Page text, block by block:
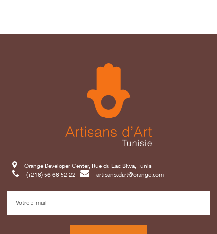
Orange Developer Center, Rue du Lac Biwa, Tunis
(+216) 56 66 52 22
artisans.dart@orange.com